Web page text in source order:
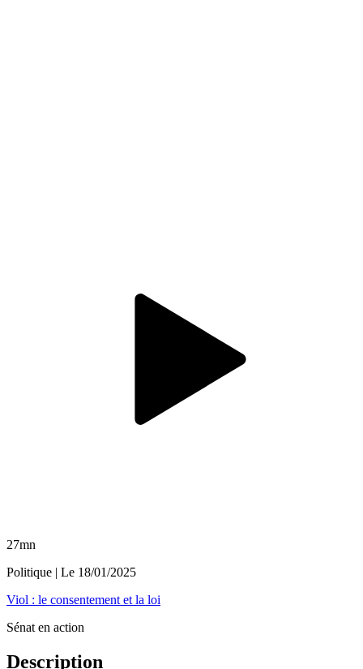
27mn
Politique | Le 18/01/2025
Viol : le consentement et la loi
Sénat en action
Description